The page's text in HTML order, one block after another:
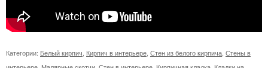
Категории: Белый кирпич Кирпич в интерьере Стен из белого кирпича Стены в